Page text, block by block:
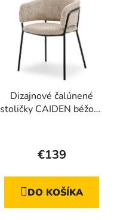
Dizajnové čalúnené
stoličky CAIDEN béžová
€139
DO KOŠÍKA